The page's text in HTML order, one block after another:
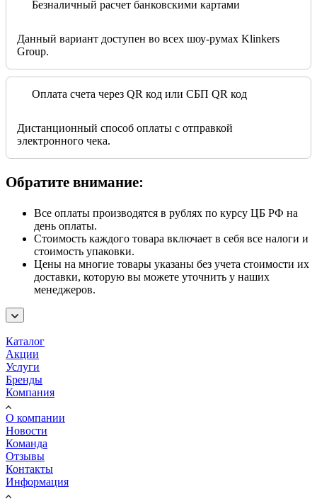
Безналичный расчет банковскими картами
Данный вариант доступен во всех шоу-румах Klinkers
Group.
Оплата счета через QR код или СБП QR код
Дистанционный способ оплаты с отправкой
электронного чека.
Обратите внимание:
Все оплаты производятся в рублях по курсу ЦБ РФ на
день оплаты.
Стоимость каждого товара включает в себя все налоги и
стоимость упаковки.
Цены на многие товары указаны без учета стоимости их
доставки, которую вы можете уточнить у наших
менеджеров.
Каталог
Акции
Услуги
Бренды
Компания
О компании
Новости
Команда
Отзывы
Контакты
Информация